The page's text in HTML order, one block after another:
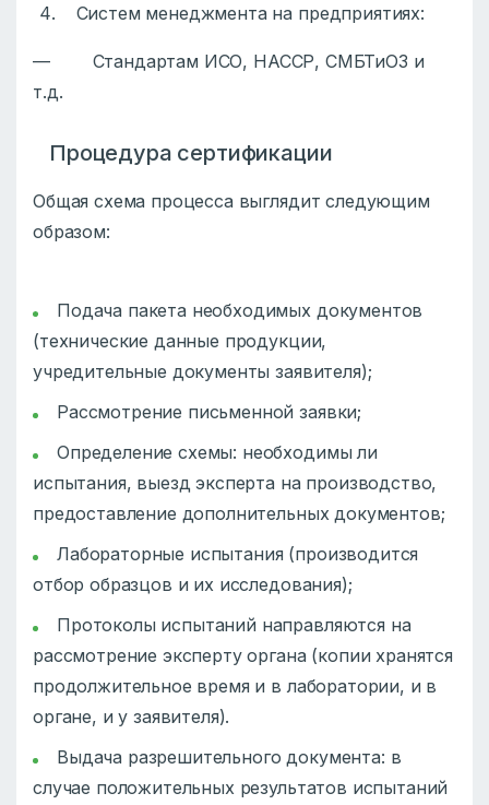
Систем менеджмента на предприятиях:
— Стандартам ИСО, НАССР, СМБТиОЗ и
т.д.
Процедура сертификации
Общая схема процесса выглядит следующим
образом:
Подача пакета необходимых документов
(технические данные продукции,
учредительные документы заявителя);
Рассмотрение письменной заявки;
Определение схемы: необходимы ли
испытания, выезд эксперта на производство,
предоставление дополнительных документов;
Лабораторные испытания (производится
отбор образцов и их исследования);
Протоколы испытаний направляются на
рассмотрение эксперту органа (копии хранятся
продолжительное время и в лаборатории, и в
органе, и у заявителя).
Выдача разрешительного документа: в
случае положительных результатов испытаний